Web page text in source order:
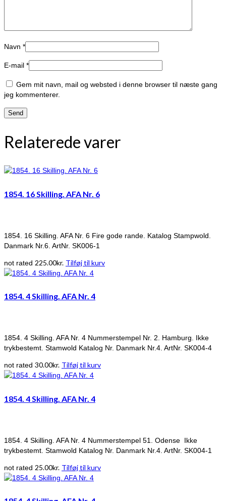
Navn *
E-mail *
Gem mit navn, mail og websted i denne browser til næste gang
jeg kommenterer.
Relaterede varer
1854. 16 Skilling. AFA Nr. 6
1854. 16 Skilling. AFA Nr. 6 Fire gode rande. Katalog Stampwold.
Danmark Nr.6. ArtNr. SK006-1
not rated 225.00kr. Tilføj til kurv
1854. 4 Skilling. AFA Nr. 4
1854. 4 Skilling. AFA Nr. 4 Nummerstempel Nr. 2. Hamburg. Ikke
trykbestemt. Stamwold Katalog Nr. Danmark Nr.4. ArtNr. SK004-4
not rated 30.00kr. Tilføj til kurv
1854. 4 Skilling. AFA Nr. 4
1854. 4 Skilling. AFA Nr. 4 Nummerstempel 51. Odense Ikke
trykbestemt. Stamwold Katalog Nr. Danmark Nr.4. ArtNr. SK004-1
not rated 25.00kr. Tilføj til kurv